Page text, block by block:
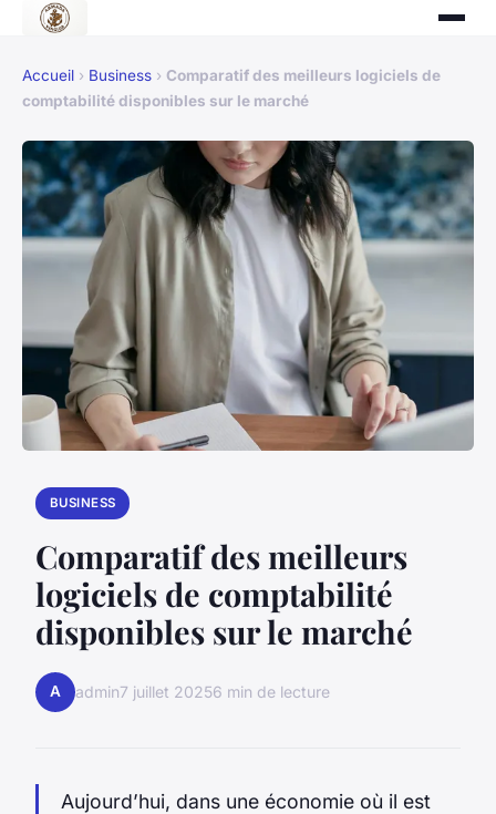
Accueil › Business › Comparatif des meilleurs logiciels de
comptabilité disponibles sur le marché
BUSINESS
Comparatif des meilleurs
logiciels de comptabilité
disponibles sur le marché
A admin7 juillet 20256 min de lecture
Aujourd’hui, dans une économie où il est